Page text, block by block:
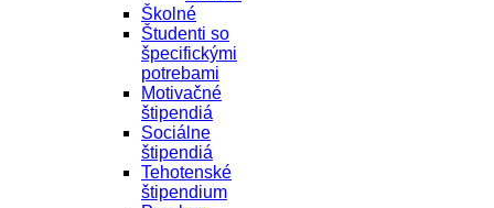
Školné
Študenti so
špecifickými
potrebami
Motivačné
štipendiá
Sociálne
štipendiá
Tehotenské
štipendium